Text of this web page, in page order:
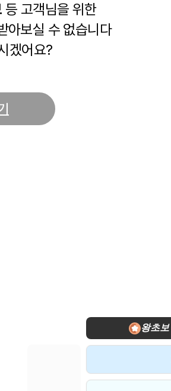
등 고객님을 위한
아보실 수 없습니다
겠어요?
왕초보